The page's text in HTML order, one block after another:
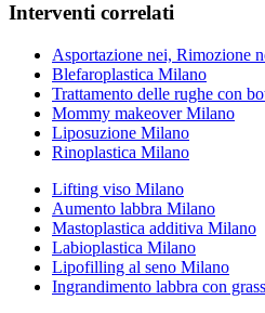
Interventi correlati
Asportazione nei, Rimozione
Blefaroplastica Milano
Trattamento delle rughe con
Mommy makeover Milano
Liposuzione Milano
Rinoplastica Milano
Lifting viso Milano
Aumento labbra Milano
Mastoplastica additiva Milano
Labioplastica Milano
Lipofilling al seno Milano
Ingrandimento labbra con